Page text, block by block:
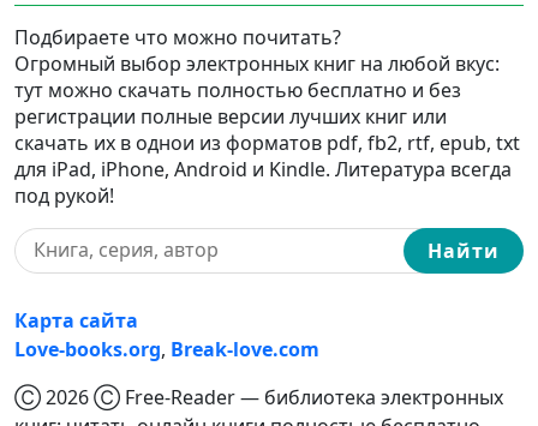
Подбираете что можно почитать?
Огромный выбор электронных книг на любой вкус:
тут можно скачать полностью бесплатно и без
регистрации полные версии лучших книг или
скачать их в однои из форматов pdf, fb2, rtf, epub, txt
для iPad, iPhone, Android и Kindle. Литература всегда
под рукой!
Найти
Карта сайта
Love-books.org, Break-love.com
Ⓒ 2026 Ⓒ Free-Reader — библиотека электронных